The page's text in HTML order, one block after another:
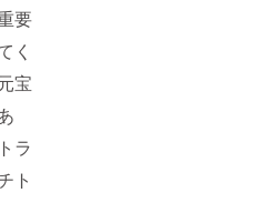
要
く
宝
ラ
ト